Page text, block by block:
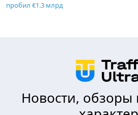
пробил €1.3 млрд
Новости, обзоры